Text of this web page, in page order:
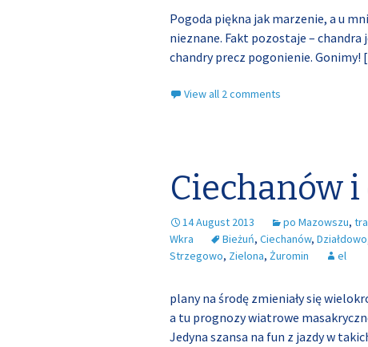
Pogoda piękna jak marzenie, a u
nieznane. Fakt pozostaje –
chandry precz pogonienie. Gonimy!
View all 2 comments
Ciechanów
14 August 2013 po Mazowszu,
Wkra
Bieżuń, Ciechanów, Działdowo
Strzegowo, Zielona, Żuromin el
plany na środę zmieniały się
a tu prognozy wiatrowe
Jedyna szansa na fun z jazdy w